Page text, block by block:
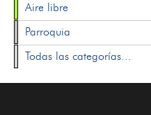
Aire libre
Parroquia
Todas las categorías...